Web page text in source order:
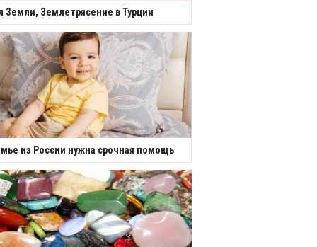
Земли, Землетрясение в Турции
из России нужна срочная помощь